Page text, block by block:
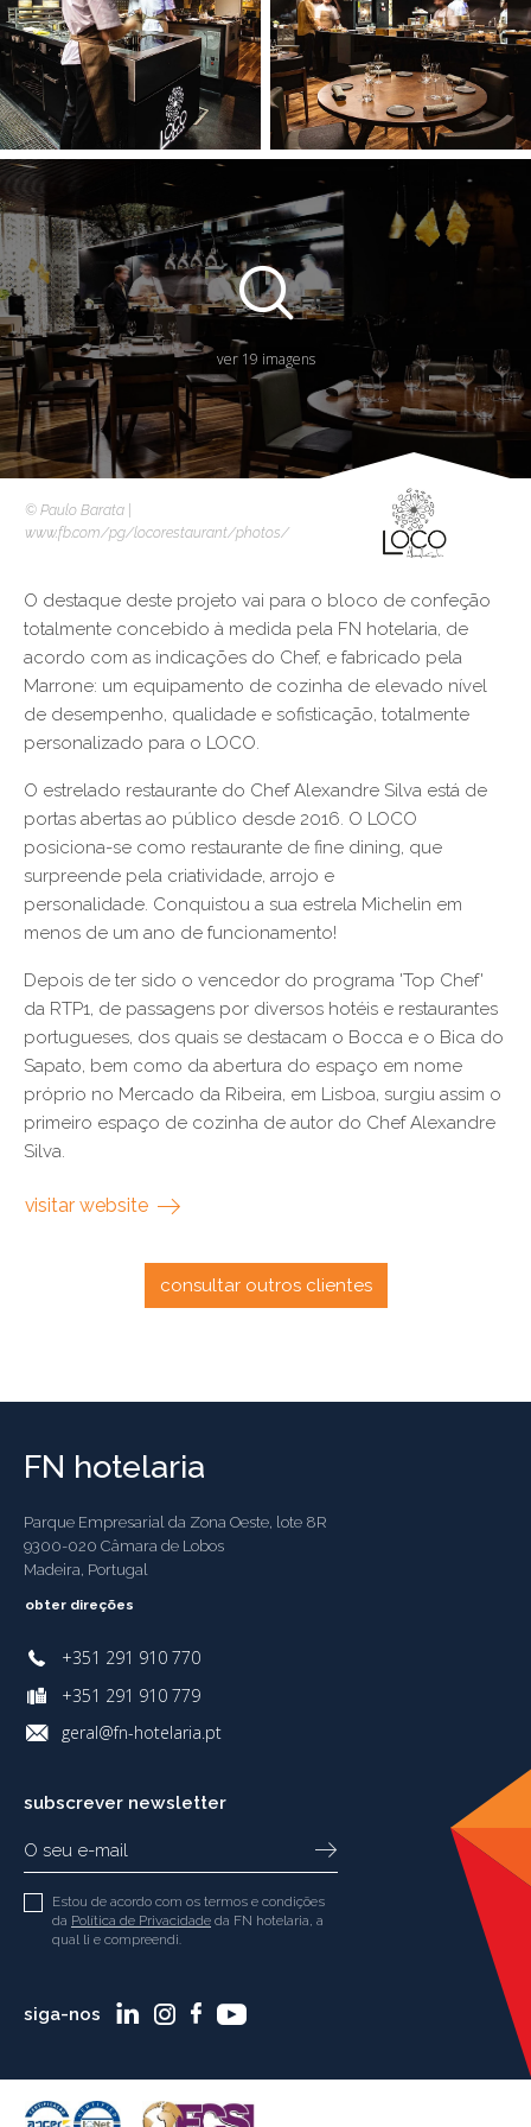
ver 19 imagens
© Paulo Barata |
www.fb.com/pg/locorestaurant/photos/
O destaque deste projeto vai para o bloco de confeção
totalmente concebido à medida pela FN hotelaria, de
acordo com as indicações do Chef, e fabricado pela
Marrone: um equipamento de cozinha de elevado nível
de desempenho, qualidade e sofisticação, totalmente
personalizado para o LOCO.
O estrelado restaurante do Chef Alexandre Silva está de
portas abertas ao público desde 2016. O LOCO
posiciona-se como restaurante de fine dining, que
surpreende pela criatividade, arrojo e
personalidade. Conquistou a sua estrela Michelin em
menos de um ano de funcionamento!
Depois de ter sido o vencedor do programa 'Top Chef'
da RTP1, de passagens por diversos hotéis e restaurantes
portugueses, dos quais se destacam o Bocca e o Bica do
Sapato, bem como da abertura do espaço em nome
próprio no Mercado da Ribeira, em Lisboa, surgiu assim o
primeiro espaço de cozinha de autor do Chef Alexandre
Silva.
visitar website
consultar outros clientes
FN hotelaria
Parque Empresarial da Zona Oeste, lote 8R
9300-020 Câmara de Lobos
Madeira, Portugal
obter direções
+351 291 910 770
+351 291 910 779
geral@fn-hotelaria.pt
subscrever newsletter
Estou de acordo com os termos e condições
da Política de Privacidade da FN hotelaria, a
qual li e compreendi.
siga-nos